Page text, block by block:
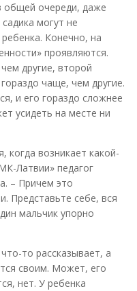
общей очереди, даже
могут не
Конечно, на
проявляются.
другие, второй
чаще, чем другие.
и его гораздо сложнее
усидеть на месте ни
когда возникает какой-
Латвии» педагог
– Причем это
Представьте себе, вся
мальчик упорно
то рассказывает, а
своим. Может, его
нет. У ребенка